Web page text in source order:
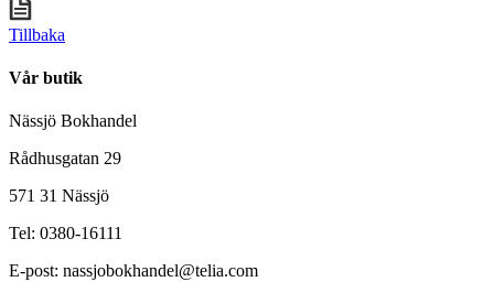
Tillbaka
Vår butik
Nässjö Bokhandel
Rådhusgatan 29
571 31 Nässjö
Tel: 0380-16111
E-post: nassjobokhandel@telia.com